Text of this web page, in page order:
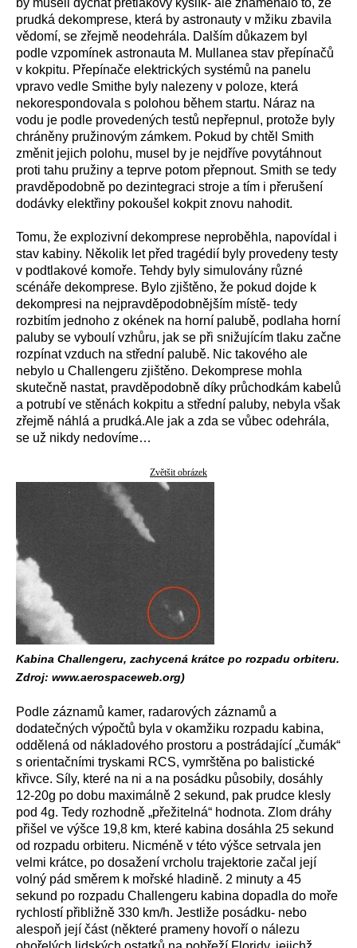
by museli dýchat přetlakový kyslík- ale znamenalo to, že
prudká dekomprese, která by astronauty v mžiku zbavila
vědomí, se zřejmě neodehrála. Dalším důkazem byl
podle vzpomínek astronauta M. Mullanea stav přepínačů
v kokpitu. Přepínače elektrických systémů na panelu
vpravo vedle Smithe byly nalezeny v poloze, která
nekorespondovala s polohou během startu. Náraz na
vodu je podle provedených testů nepřepnul, protože byly
chráněny pružinovým zámkem. Pokud by chtěl Smith
změnit jejich polohu, musel by je nejdříve povytáhnout
proti tahu pružiny a teprve potom přepnout. Smith se tedy
pravděpodobně po dezintegraci stroje a tím i přerušení
dodávky elektřiny pokoušel kokpit znovu nahodit.
Tomu, že explozivní dekomprese neproběhla, napovídal i
stav kabiny. Několik let před tragédií byly provedeny testy
v podtlakové komoře. Tehdy byly simulovány různé
scénáře dekomprese. Bylo zjištěno, že pokud dojde k
dekompresi na nejpravděpodobnějším místě- tedy
rozbitím jednoho z okének na horní palubě, podlaha horní
paluby se vyboulí vzhůru, jak se při snižujícím tlaku začne
rozpínat vzduch na střední palubě. Nic takového ale
nebylo u Challengeru zjištěno. Dekomprese mohla
skutečně nastat, pravděpodobně díky průchodkám kabelů
a potrubí ve stěnách kokpitu a střední paluby, nebyla však
zřejmě náhlá a prudká.Ale jak a zda se vůbec odehrála,
se už nikdy nedovíme…
Zvětšit obrázek
Kabina Challengeru, zachycená krátce po rozpadu orbiteru.
Zdroj: www.aerospaceweb.org)
Podle záznamů kamer, radarových záznamů a
dodatečných výpočtů byla v okamžiku rozpadu kabina,
oddělená od nákladového prostoru a postrádající „čumák“
s orientačními tryskami RCS, vymrštěna po balistické
křivce. Síly, které na ni a na posádku působily, dosáhly
12-20g po dobu maximálně 2 sekund, pak prudce klesly
pod 4g. Tedy rozhodně „přežitelná“ hodnota. Zlom dráhy
přišel ve výšce 19,8 km, které kabina dosáhla 25 sekund
od rozpadu orbiteru. Nicméně v této výšce setrvala jen
velmi krátce, po dosažení vrcholu trajektorie začal její
volný pád směrem k mořské hladině. 2 minuty a 45
sekund po rozpadu Challengeru kabina dopadla do moře
rychlostí přibližně 330 km/h. Jestliže posádku- nebo
alespoň její část (některé prameny hovoří o nálezu